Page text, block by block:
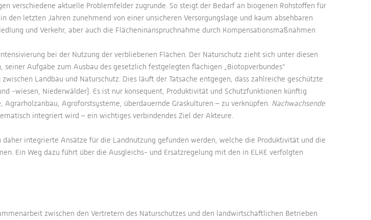
verschiedene aktuelle Problemfelder zugrunde. So steigt der Bedarf an biogenen Rohstoffen für
letzten Jahren zunehmend von einer unsicheren Versorgungslage und kaum absehbaren
und Verkehr, aber auch die Flächeninanspruchnahme durch Kompensationsmaßnahmen
bei der Nutzung der verbliebenen Flächen. Der Naturschutz zieht sich unter diesen
Aufgabe zum Ausbau des gesetzlich festgelegten flächigen „Biotopverbundes“
Landbau und Naturschutz. Dies läuft der Tatsache entgegen, dass zahlreiche geschützte
-wiesen, Niederwälder). Es ist nur konsequent, Produktivität und Schutzfunktionen künftig
Agroforstsysteme, überdauernde Graskulturen – zu verknüpfen. Nachwachsende
integriert wird – ein wichtiges verbindendes Ziel der Akteure.
integrierte Ansätze für die Landnutzung gefunden werden, welche die Produktivität und die
Ein Weg dazu führt über die Ausgleichs- und Ersatzregelung mit den in ELKE verfolgten
zwischen den Vertretern des Naturschutzes und den landwirtschaftlichen Betrieben